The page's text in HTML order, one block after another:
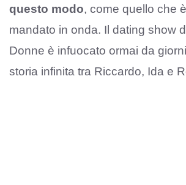
questo modo, come quello che
mandato in onda. Il dating show
Donne è infuocato ormai da
storia infinita tra Riccardo, Ida e